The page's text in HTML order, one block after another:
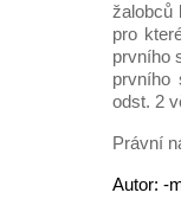
žalobců
pro
prvního
prvního
odst. 2
Právní
Autor: -